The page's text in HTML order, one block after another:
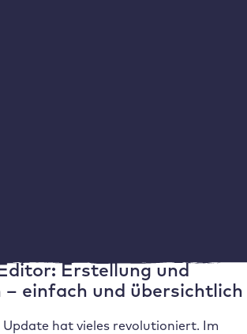
Erstellung und
– einfach und übersichtlich
Update hat vieles revolutioniert. Im